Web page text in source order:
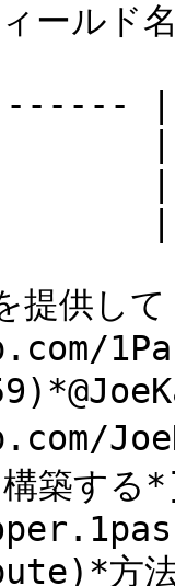
ール
|
|
|
提供し
築する